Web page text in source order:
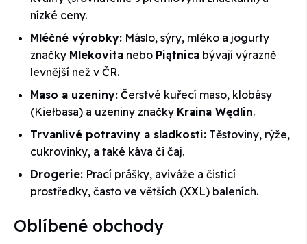
nízké ceny.
Mléčné výrobky: Máslo, sýry, mléko a jogurty
značky Mlekovita nebo Piątnica bývají výrazně
levnější než v ČR.
Maso a uzeniny: Čerstvé kuřecí maso, klobásy
(Kiełbasa) a uzeniny značky Kraina Wędlin.
Trvanlivé potraviny a sladkosti: Těstoviny, rýže,
cukrovinky, a také káva či čaj.
Drogerie: Prací prášky, aviváže a čisticí
prostředky, často ve větších (XXL) baleních.
Oblíbené obchody